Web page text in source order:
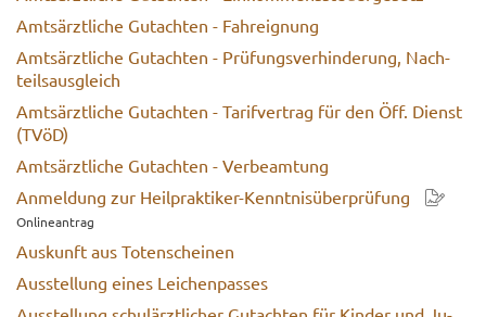
Amts­ärzt­li­che Gut­ach­ten - Fahr­eig­nung
Amts­ärzt­li­che Gut­ach­ten - Prü­fungs­ver­hin­de­rung, Nach­
teils­aus­gleich
Amts­ärzt­li­che Gut­ach­ten - Ta­rif­ver­trag für den Öff. Dienst
(TVöD)
Amts­ärzt­li­che Gut­ach­ten - Ver­be­am­tung
An­mel­dung zur Heilpraktiker-​Kenntnisüberprüfung
On­line­an­trag
Aus­kunft aus To­ten­schei­nen
Aus­stel­lung eines Lei­chen­pas­ses